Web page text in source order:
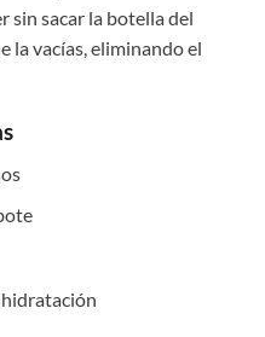
sin sacar la botella del
la vacías, eliminando el